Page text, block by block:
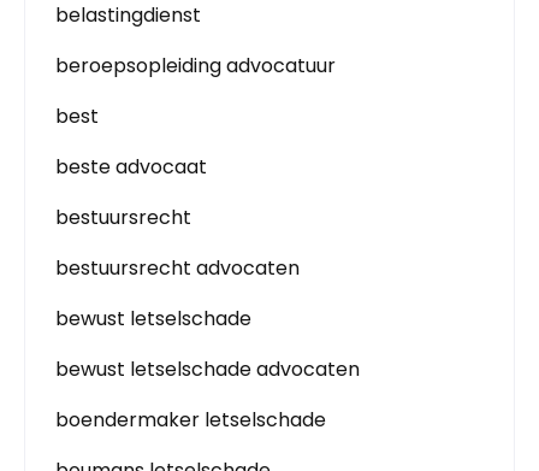
belastingdienst
beroepsopleiding advocatuur
best
beste advocaat
bestuursrecht
bestuursrecht advocaten
bewust letselschade
bewust letselschade advocaten
boendermaker letselschade